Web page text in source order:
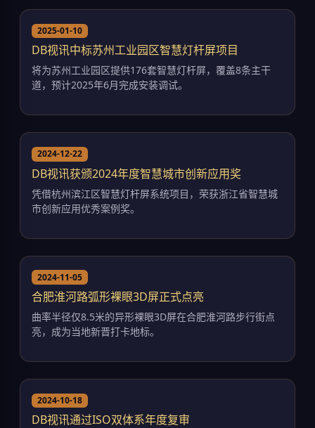
2025-01-10
DB视讯中标苏州工业园区智慧灯杆屏项目
将为苏州工业园区提供176套智慧灯杆屏，覆盖8条主干
道，预计2025年6月完成安装调试。
2024-12-22
DB视讯获颁2024年度智慧城市创新应用奖
凭借杭州滨江区智慧灯杆屏系统项目，荣获浙江省智慧城
市创新应用优秀案例奖。
2024-11-05
合肥淮河路弧形裸眼3D屏正式点亮
曲率半径仅8.5米的异形裸眼3D屏在合肥淮河路步行街点
亮，成为当地新晋打卡地标。
2024-10-18
DB视讯通过ISO双体系年度复审